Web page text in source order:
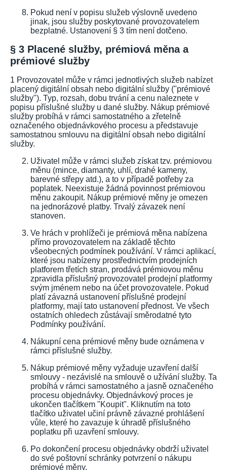
Pokud není v popisu služeb výslovně uvedeno
jinak, jsou služby poskytované provozovatelem
bezplatné. Ustanovení § 3 tím není dotčeno.
§ 3 Placené služby, prémiová měna a
prémiové služby
1 Provozovatel může v rámci jednotlivých služeb nabízet
placený digitální obsah nebo digitální služby ("prémiové
služby"). Typ, rozsah, dobu trvání a cenu naleznete v
popisu příslušné služby u dané služby. Nákup prémiové
služby probíhá v rámci samostatného a zřetelně
označeného objednávkového procesu a představuje
samostatnou smlouvu na digitální obsah nebo digitální
služby.
Uživatel může v rámci služeb získat tzv. prémiovou
měnu (mince, diamanty, uhlí, drahé kameny,
barevné střepy atd.), a to v případě potřeby za
poplatek. Neexistuje žádná povinnost prémiovou
měnu zakoupit. Nákup prémiové měny je omezen
na jednorázové platby. Trvalý závazek není
stanoven.
Ve hrách v prohlížeči je prémiová měna nabízena
přímo provozovatelem na základě těchto
všeobecných podmínek používání. V rámci aplikací,
které jsou nabízeny prostřednictvím prodejních
platforem třetích stran, prodává prémiovou měnu
zpravidla příslušný provozovatel prodejní platformy
svým jménem nebo na účet provozovatele. Pokud
platí závazná ustanovení příslušné prodejní
platformy, mají tato ustanovení přednost. Ve všech
ostatních ohledech zůstávají směrodatné tyto
Podmínky používání.
Nákupní cena prémiové měny bude oznámena v
rámci příslušné služby.
Nákup prémiové měny vyžaduje uzavření další
smlouvy - nezávislé na smlouvě o užívání služby. Ta
probíhá v rámci samostatného a jasně označeného
procesu objednávky. Objednávkový proces je
ukončen tlačítkem "Koupit". Kliknutím na toto
tlačítko uživatel učiní právně závazné prohlášení
vůle, které ho zavazuje k úhradě příslušného
poplatku při uzavření smlouvy.
Po dokončení procesu objednávky obdrží uživatel
do své poštovní schránky potvrzení o nákupu
prémiové měny.